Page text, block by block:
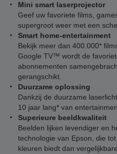
Mini smart laserprojector
Geef uw favoriete films,
supergroot weer met een
Smart home-entertainment
Bekijk meer dan 400.000*
Google TV™ wordt de
abonnementen
gerangschikt.
Duurzame oplossing
Dankzij de duurzame
10 jaar lang* van
Superieure beeldkwaliteit
Beelden lijken levendiger en
technologie van Epson, die
kleuren biedt dan